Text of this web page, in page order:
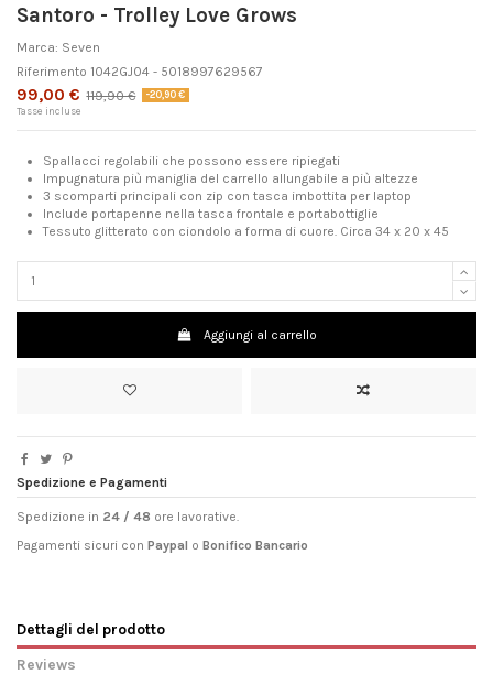
Santoro - Trolley Love Grows
Marca: Seven
Riferimento 1042GJ04 - 5018997629567
99,00 € 119,90 € -20,90 €
Tasse incluse
Spallacci regolabili che possono essere ripiegati
Impugnatura più maniglia del carrello allungabile a più altezze
3 scomparti principali con zip con tasca imbottita per laptop
Include portapenne nella tasca frontale e portabottiglie
Tessuto glitterato con ciondolo a forma di cuore. Circa 34 x 20 x 45
Aggiungi al carrello
Spedizione e Pagamenti
Spedizione in 24 / 48 ore lavorative.
Pagamenti sicuri con Paypal o Bonifico Bancario
Dettagli del prodotto
Reviews